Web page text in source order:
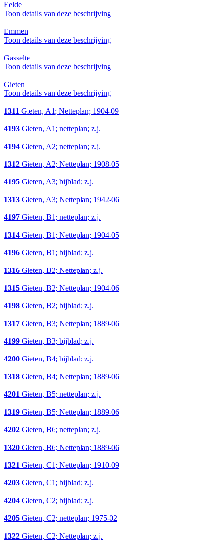
Eelde
Toon details van deze beschrijving
Emmen
Toon details van deze beschrijving
Gasselte
Toon details van deze beschrijving
Gieten
Toon details van deze beschrijving
1311 Gieten, A1; Netteplan; 1904-09
4193 Gieten, A1; netteplan; z.j.
4194 Gieten, A2; netteplan; z.j.
1312 Gieten, A2; Netteplan; 1908-05
4195 Gieten, A3; bijblad; z.j.
1313 Gieten, A3; Netteplan; 1942-06
4197 Gieten, B1; netteplan; z.j.
1314 Gieten, B1; Netteplan; 1904-05
4196 Gieten, B1; bijblad; z.j.
1316 Gieten, B2; Netteplan; z.j.
1315 Gieten, B2; Netteplan; 1904-06
4198 Gieten, B2; bijblad; z.j.
1317 Gieten, B3; Netteplan; 1889-06
4199 Gieten, B3; bijblad; z.j.
4200 Gieten, B4; bijblad; z.j.
1318 Gieten, B4; Netteplan; 1889-06
4201 Gieten, B5; netteplan; z.j.
1319 Gieten, B5; Netteplan; 1889-06
4202 Gieten, B6; netteplan; z.j.
1320 Gieten, B6; Netteplan; 1889-06
1321 Gieten, C1; Netteplan; 1910-09
4203 Gieten, C1; bijblad; z.j.
4204 Gieten, C2; bijblad; z.j.
4205 Gieten, C2; netteplan; 1975-02
1322 Gieten, C2; Netteplan; z.j.